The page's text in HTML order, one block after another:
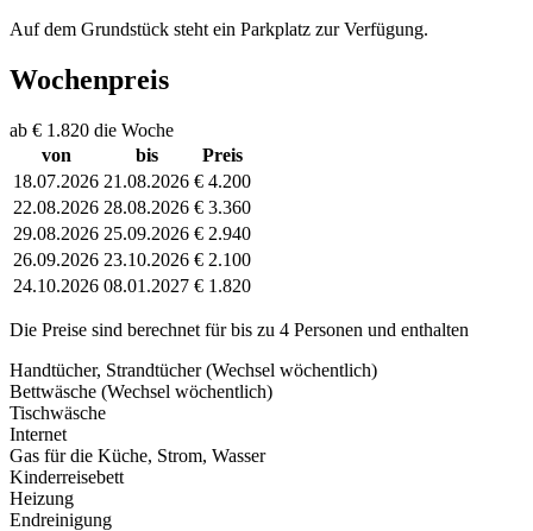
Auf dem Grundstück steht ein Parkplatz zur Verfügung.
Wochenpreis
ab € 1.820 die Woche
von
bis
Preis
18.07.2026 21.08.2026 € 4.200
22.08.2026 28.08.2026 € 3.360
29.08.2026 25.09.2026 € 2.940
26.09.2026 23.10.2026 € 2.100
24.10.2026 08.01.2027 € 1.820
Die Preise sind berechnet für bis zu 4 Personen und enthalten
Handtücher, Strandtücher (Wechsel wöchentlich)
Bettwäsche (Wechsel wöchentlich)
Tischwäsche
Internet
Gas für die Küche, Strom, Wasser
Kinderreisebett
Heizung
Endreinigung